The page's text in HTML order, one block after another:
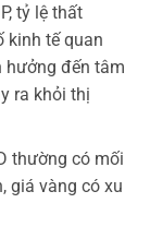
tỷ lệ thất
kinh tế quan
hưởng đến tâm
ra khỏi thị
thường có mối
giá vàng có xu